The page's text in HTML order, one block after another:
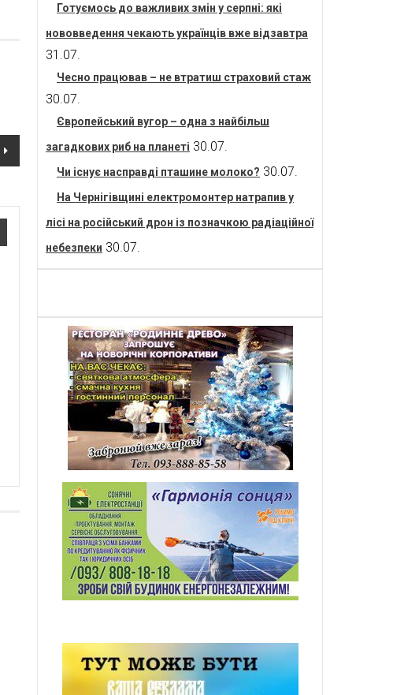
Готуємось до важливих змін у серпні: які
нововведення чекають українців вже відзавтра
31.07.
Чесно працював – не втратиш страховий стаж
30.07.
Європейський вугор – одна з найбільш
загадкових риб на планеті 30.07.
Чи існує насправді пташине молоко? 30.07.
На Чернігівщині електромонтер натрапив у
лісі на російський дрон із позначкою радіаційної
небезпеки 30.07.